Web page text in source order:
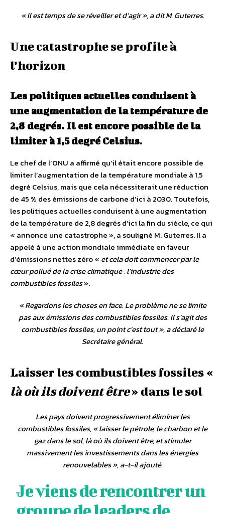
«Il est temps de se réveiller et d’agir», a dit M. Guterres.
Une catastrophe se profile à
l’horizon
Les politiques actuelles conduisent à
une augmentation de la température de
2,8 degrés. Il est encore possible de la
limiter à 1,5 degré Celsius.
Le chef de l’ONU a affirmé qu’il était encore possible de
limiter l’augmentation de la température mondiale à 1,5
degré Celsius, mais que cela nécessiterait une réduction
de 45 % des émissions de carbone d’ici à 2030. Toutefois,
les politiques actuelles conduisent à une augmentation
de la température de 2,8 degrés d’ici la fin du siècle, ce qui
« annonce une catastrophe », a souligné M. Guterres. Il a
appelé à une action mondiale immédiate en faveur
d’émissions nettes zéro « et cela doit commencer par le
cœur pollué de la crise climatique : l’industrie des
combustibles fossiles».
«Regardons les choses en face. Le problème ne se limite
pas aux émissions des combustibles fossiles. Il s’agit des
combustibles fossiles, un point c’est tout», a déclaré le
Secrétaire général.
Laisser les combustibles fossiles «
là où ils doivent être» dans le sol
Les pays doivent progressivement éliminer les
combustibles fossiles, «laisser le pétrole, le charbon et le
gaz dans le sol, là où ils doivent être, et stimuler
massivement les investissements dans les énergies
renouvelables», a-t-il ajouté.
Je viens de rencontrer un